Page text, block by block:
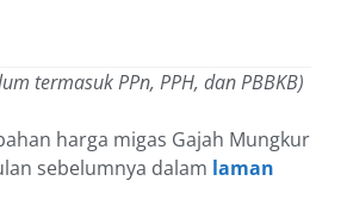
termasuk PPn, PPH, dan PBBKB)
harga migas Gajah Mungkur
sebelumnya dalam laman